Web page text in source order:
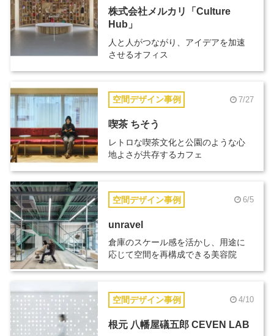
株式会社メルカリ「Culture
Hub」
人と人がつながり、アイデアを加速
させるオフィス
空間デザイン事例 7/27
喫茶 ちそう
レトロな喫茶文化と公園のような心
地よさが共存するカフェ
空間デザイン事例 6/5
unravel
倉庫のスケール感を活かし、用途に
応じて空間を再構成できる美容院
空間デザイン事例 4/10
根元 八幡屋礒五郎 CEVEN LAB